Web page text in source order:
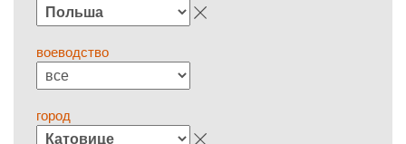
воеводство
город